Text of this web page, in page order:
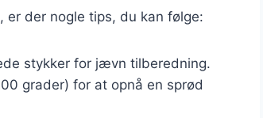
er der nogle tips, du kan følge:
stykker for jævn tilberedning.
grader) for at opnå en sprød